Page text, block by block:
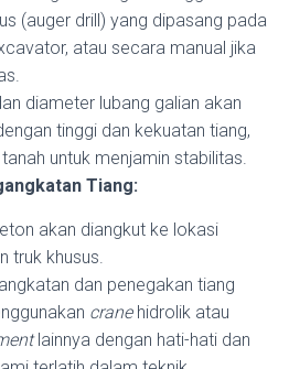
(auger drill) yang dipasang pada
atau secara manual jika
diameter lubang galian akan
tinggi dan kekuatan tiang,
untuk menjamin stabilitas.
Tiang:
akan diangkut ke lokasi
truk khusus.
dan penegakan tiang
cranehidrolik atau
lainnya dengan hati-hati dan